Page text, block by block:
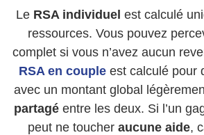
Le RSA individuel est calculé
ressources. Vous pouvez
complet si vous n’avez aucun
RSA en coupleest calculé pour
avec un montant global
partagé entre les deux. Si l’un
peut ne toucher aucune aide,